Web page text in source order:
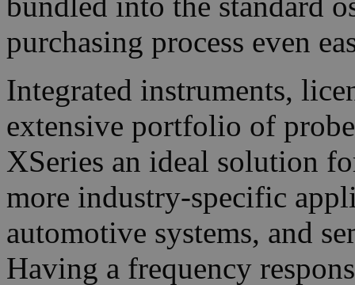
purchasing process even
Integrated instruments,
extensive portfolio of
XSeries an ideal solution
more industry-specific
automotive systems, and
Having a frequency